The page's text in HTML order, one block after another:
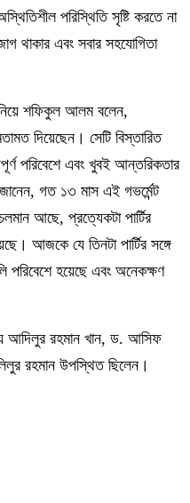
পরিস্থিতি সৃষ্টি করতে না
থাকার এবং সবার সহযোগিতা
শফিকুল আলম বলেন,
দিয়েছেন। সেটি বিস্তারিত
পরিবেশে এবং খুবই আন্তরিকতার
গত ১৩ মাস এই গভর্মেন্ট
আছে, প্রত্যেকটা পার্টির
আজকে যে তিনটা পার্টির সঙ্গে
পরিবেশে হয়েছে এবং অনেকক্ষণ
আদিলুর রহমান খান, ড. আসিফ
রহমান উপস্থিত ছিলেন।